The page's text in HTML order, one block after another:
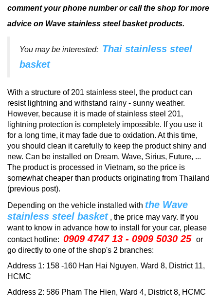
comment your phone number or call the shop for more
advice on Wave stainless steel basket products.
You may be interested: Thai stainless steel
basket
With a structure of 201 stainless steel, the product can
resist lightning and withstand rainy - sunny weather.
However, because it is made of stainless steel 201,
lightning protection is completely impossible. If you use it
for a long time, it may fade due to oxidation. At this time,
you should clean it carefully to keep the product shiny and
new. Can be installed on Dream, Wave, Sirius, Future, ...
The product is processed in Vietnam, so the price is
somewhat cheaper than products originating from Thailand
(previous post).
Depending on the vehicle installed with the Wave
stainless steel basket, the price may vary. If you
want to know in advance how to install for your car, please
contact hotline: 0909 4747 13 - 0909 5030 25 or
go directly to one of the shop's 2 branches:
Address 1: 158 -160 Han Hai Nguyen, Ward 8, District 11,
HCMC
Address 2: 586 Pham The Hien, Ward 4, District 8, HCMC